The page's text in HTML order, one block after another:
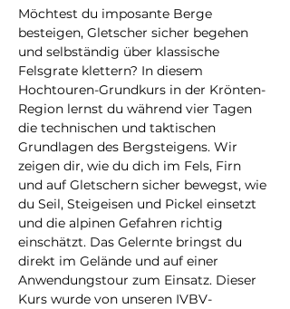
Möchtest du imposante Berge
besteigen, Gletscher sicher begehen
und selbständig über klassische
Felsgrate klettern? In diesem
Hochtouren-Grundkurs in der Krönten-
Region lernst du während vier Tagen
die technischen und taktischen
Grundlagen des Bergsteigens. Wir
zeigen dir, wie du dich im Fels, Firn
und auf Gletschern sicher bewegst, wie
du Seil, Steigeisen und Pickel einsetzt
und die alpinen Gefahren richtig
einschätzt. Das Gelernte bringst du
direkt im Gelände und auf einer
Anwendungstour zum Einsatz. Dieser
Kurs wurde von unseren IVBV-